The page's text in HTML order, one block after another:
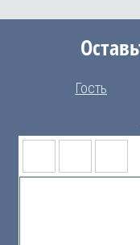
Гость